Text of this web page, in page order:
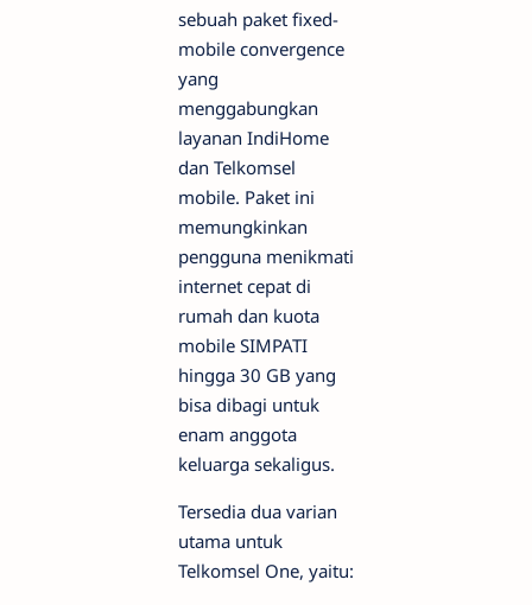
sebuah paket fixed-
mobile convergence
yang
menggabungkan
layanan IndiHome
dan Telkomsel
mobile. Paket ini
memungkinkan
pengguna menikmati
internet cepat di
rumah dan kuota
mobile SIMPATI
hingga 30 GB yang
bisa dibagi untuk
enam anggota
keluarga sekaligus.
Tersedia dua varian
utama untuk
Telkomsel One, yaitu: